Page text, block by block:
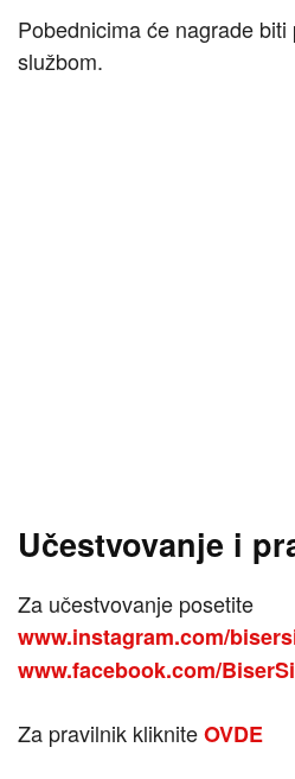
Pobednicima će nagrade
službom.
Učestvovanje i
Za učestvovanje posetite
www.instagram.com/
www.facebook.com/
Za pravilnik klikniteOVDE